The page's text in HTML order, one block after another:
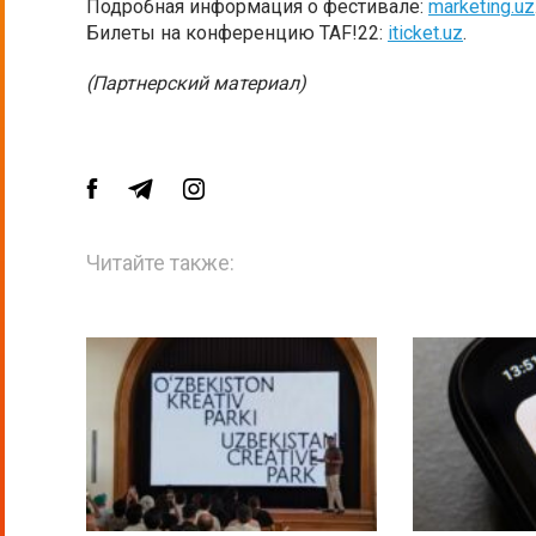
Подробная информация о фестивале: marketing.uz
Билеты на конференцию TAF!22: iticket.uz.
(Партнерский материал)
Читайте также: